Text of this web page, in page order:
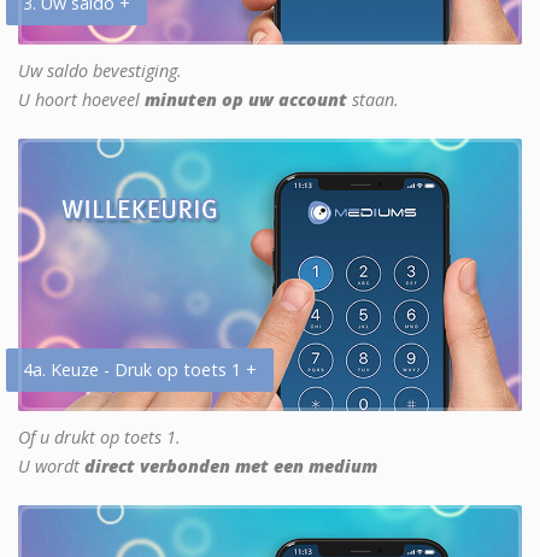
Uw saldo bevestiging.
U hoort hoeveel minuten op uw account staan.
4a. Keuze - Druk op toets 1 +
Of u drukt op toets 1.
U wordt direct verbonden met een medium